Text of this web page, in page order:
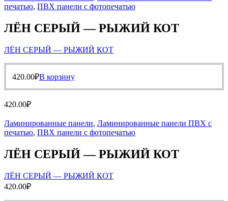
печатью, ПВХ панели с фотопечатью
ЛЁН СЕРЫЙ — РЫЖИЙ КОТ
ЛЁН СЕРЫЙ — РЫЖИЙ КОТ
420.00₽В корзину
420.00₽
Ламинированные панели, Ламинированные панели ПВХ с
печатью, ПВХ панели с фотопечатью
ЛЁН СЕРЫЙ — РЫЖИЙ КОТ
ЛЁН СЕРЫЙ — РЫЖИЙ КОТ
420.00₽